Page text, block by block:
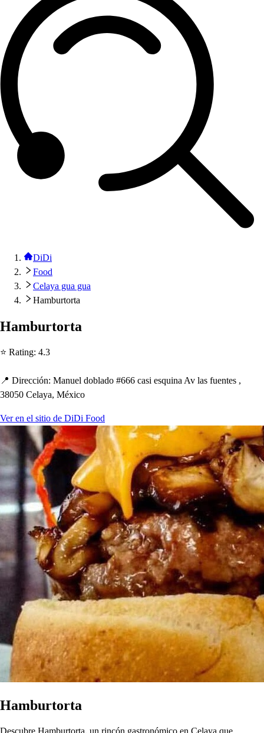
DiDi
Food
Celaya gua gua
Hamburtorta
Hamburtorta
⭐ Rating: 4.3
📍 Dirección: Manuel doblado #666 casi esquina Av las fuentes ,
38050 Celaya, México
Ver en el sitio de DiDi Food
Hamburtorta
Descubre Hamburtorta, un rincón gastronómico en Celaya que